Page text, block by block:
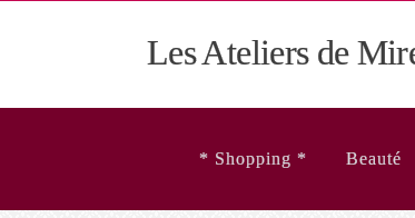
Les Ateliers de
* Shopping * Beauté